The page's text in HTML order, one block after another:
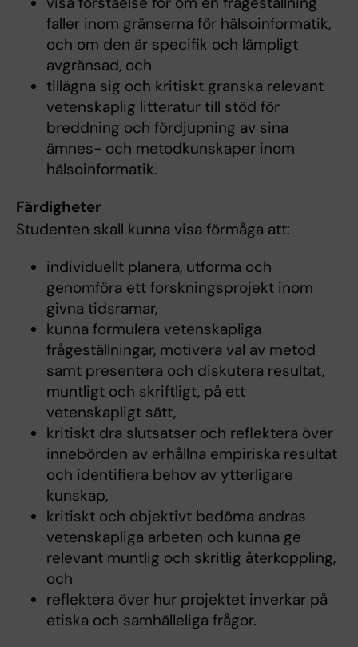
faller inom gränserna för hälsoinformatik,
och om den är specifik och lämpligt
avgränsad, och
tillägna sig och kritiskt granska relevant
vetenskaplig litteratur till stöd för
breddning och fördjupning av sina
ämnes- och metodkunskaper inom
hälsoinformatik.
Färdigheter
Studenten skall kunna visa förmåga att:
individuellt planera, utforma och
genomföra ett forskningsprojekt inom
givna tidsramar,
kunna formulera vetenskapliga
frågeställningar, motivera val av metod
samt presentera och diskutera resultat,
muntligt och skriftligt, på ett
vetenskapligt sätt,
kritiskt dra slutsatser och reflektera över
innebörden av erhållna empiriska resultat
och identifiera behov av ytterligare
kunskap,
kritiskt och objektivt bedöma andras
vetenskapliga arbeten och kunna ge
relevant muntlig och skritlig återkoppling,
och
reflektera över hur projektet inverkar på
etiska och samhälleliga frågor.